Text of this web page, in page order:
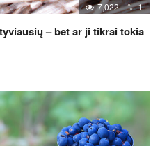
7,022 1
– bet ar ji tikrai tokia